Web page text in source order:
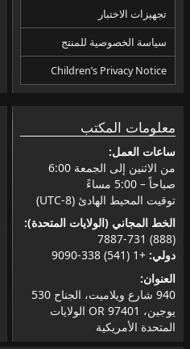
تجهيزات الاختبار
سياسة الخصوصية للمنتج
Children’s Privacy Notice
معلومات المكتب
ساعات العمل:
من الاثنين إلى الجمعة 6:00
صباحاً – 5:00 مساءً
توقيت المحيط الهادئ (UTC-8)
الخط المجاني (الولايات المتحدة):
دولي:+1 (541) 338-9090
العنوان:
940 شارع ويلاميت، الجناح 530
يوجين، OR 97401 الولايات
المتحدة الأمريكية